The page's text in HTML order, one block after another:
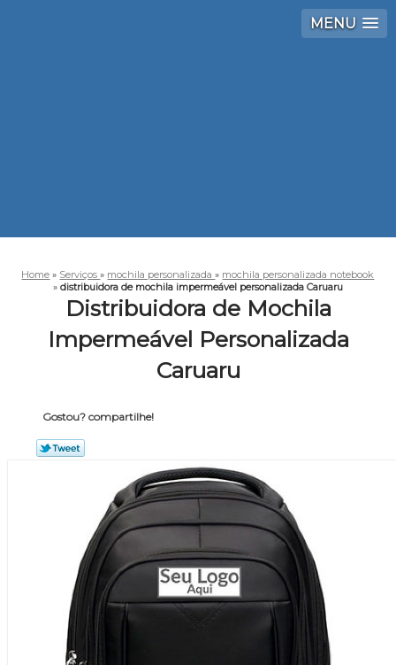
MENU
Home » Serviços» mochila personalizada» mochila personalizada notebook
» distribuidora de mochila impermeável personalizada Caruaru
Distribuidora de Mochila
Impermeável Personalizada
Caruaru
Gostou? compartilhe!